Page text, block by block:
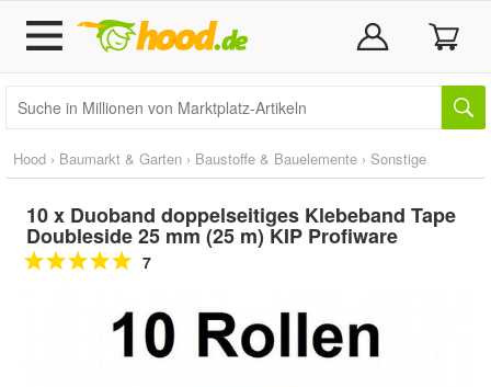
Hood › Baumarkt & Garten › Baustoffe & Bauelemente › Sonstige
10 x Duoband doppelseitiges Klebeband Tape
Doubleside 25 mm (25 m) KIP Profiware
7